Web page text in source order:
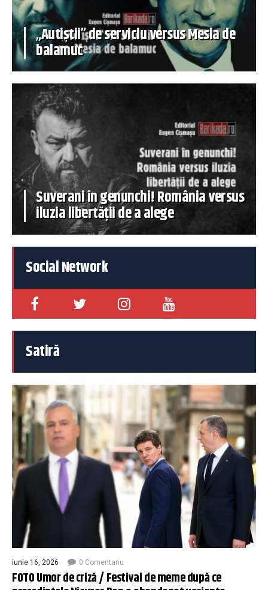
„Autiștii” de serviciu versus Mesia de
balamuc
Suverani în genunchi! România versus
iluzia libertății de a alege
Social Network
Satiră
iunie 16, 2026 0 Comentariu
FOTO Umor de criză / Festival de meme după ce